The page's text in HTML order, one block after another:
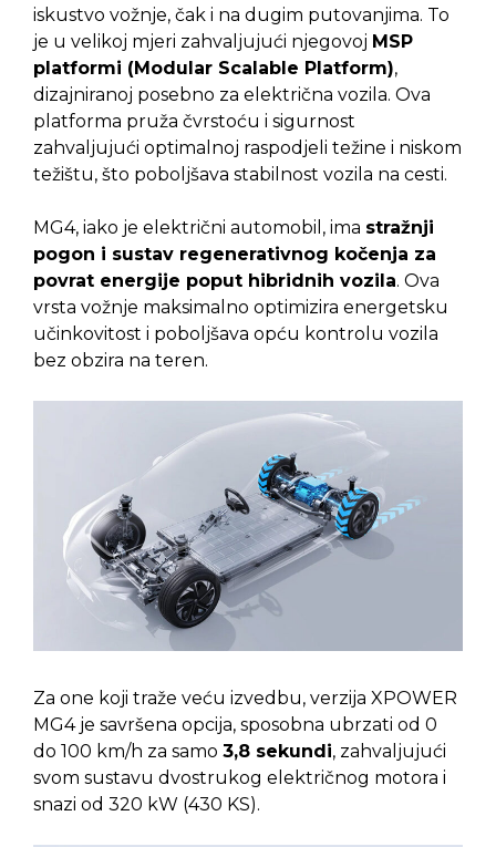
iskustvo vožnje, čak i na dugim putovanjima. To
je u velikoj mjeri zahvaljujući njegovoj MSP
platformi (Modular Scalable Platform),
dizajniranoj posebno za električna vozila. Ova
platforma pruža čvrstoću i sigurnost
zahvaljujući optimalnoj raspodjeli težine i niskom
težištu, što poboljšava stabilnost vozila na cesti.
MG4, iako je električni automobil, ima stražnji
pogon i sustav regenerativnog kočenja za
povrat energije poput hibridnih vozila. Ova
vrsta vožnje maksimalno optimizira energetsku
učinkovitost i poboljšava opću kontrolu vozila
bez obzira na teren.
Za one koji traže veću izvedbu, verzija XPOWER
MG4 je savršena opcija, sposobna ubrzati od 0
do 100 km/h za samo 3,8 sekundi, zahvaljujući
svom sustavu dvostrukog električnog motora i
snazi od 320 kW (430 KS).